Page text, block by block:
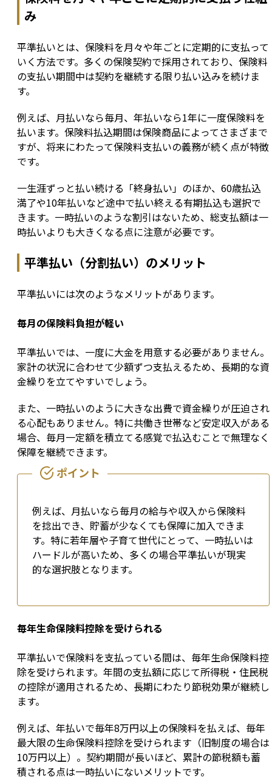
み
平準払いとは、保険料を月々や年ごとに定期的に支払って
いく方法です。多くの保険契約で採用されており、保険料
の支払い期間中は契約を継続する限り払い込みを続けま
す。
例えば、月払いなら毎月、年払いなら1年に一度保険料を
払います。保険料払込期間は保険商品によってさまざまで
すが、将来にわたって保険料支払いの義務が続く点が特徴
です。
一生涯ずっと払い続ける「終身払い」のほか、60歳払込
満了や10年払いなど途中で払い終える有期払込も選択で
きます。一時払いのような割引はないため、総支払額は一
時払いよりも大きくなる点に注意が必要です。
平準払い（分割払い）のメリット
平準払いには次のようなメリットがあります。
毎月の保険料負担が軽い
平準払いでは、一度に大金を用意する必要がありません。
家計の状況に合わせて少額ずつ支払えるため、長期的な資
金繰りを立てやすいでしょう。
また、一時払いのように大きな出費で資金繰りが圧迫され
る心配もありません。特に共働き世帯など安定収入がある
場合、毎月一定額を積立てる感覚で払込むことで無理なく
保障を継続できます。
例えば、月払いなら毎月の給与や収入から保険料
を捻出でき、貯蓄が少なくても保障に加入できま
す。特に若年層や子育て世代にとって、一時払いは
ハードルが高いため、多くの場合平準払いが現実
的な選択肢となります。
毎年生命保険料控除を受けられる
平準払いで保険料を支払っている間は、毎年生命保険料控
除を受けられます。年間の支払額に応じて所得税・住民税
の控除が適用されるため、長期にわたり節税効果が継続し
ます。
例えば、年払いで毎年8万円以上の保険料を払えば、毎年
最大限の生命保険料控除を受けられます（旧制度の場合は
10万円以上）。契約期間が長いほど、累計の節税額も蓄
積される点は一時払いにないメリットです。